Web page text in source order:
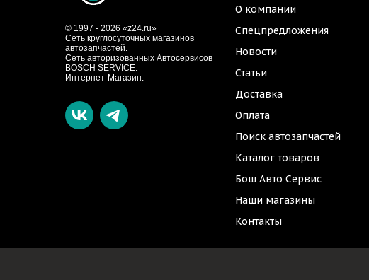
© 1997 - 2026 «z24.ru»
Cеть круглосуточных магазинов
автозапчастей.
Сеть авторизованных Автосервисов
BOSCH SERVICE.
Интернет-Магазин.
О компании
Спецпредложения
Новости
Статьи
Доставка
Оплата
Поиск автозапчастей
Каталог товаров
Бош Авто Сервис
Наши магазины
Контакты